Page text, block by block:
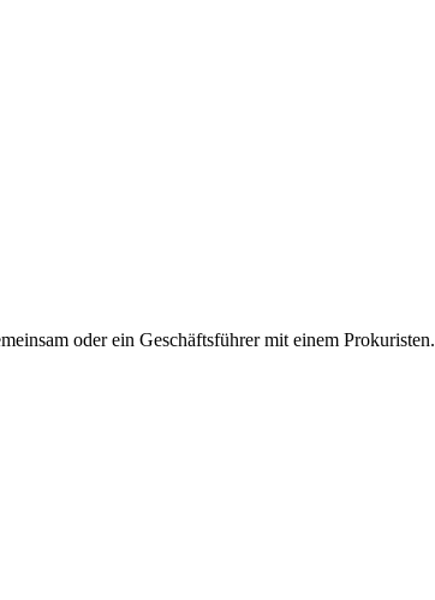
oder ein Geschäftsführer mit einem Prokuristen.